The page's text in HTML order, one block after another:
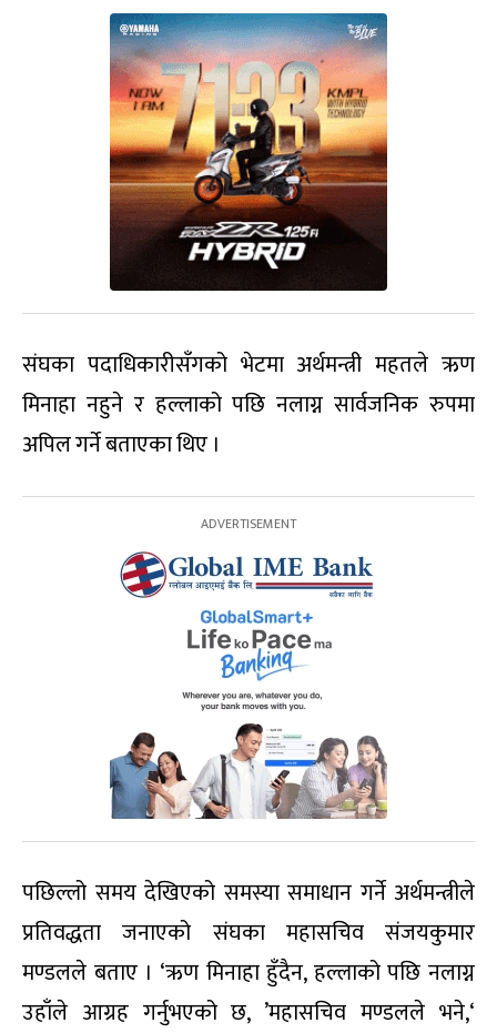
संघका पदाधिकारीसँगको भेटमा अर्थमन्त्री महतले ऋण
मिनाहा नहुने र हल्लाको पछि नलाग्न सार्वजनिक रुपमा
अपिल गर्ने बताएका थिए ।
पछिल्लो समय देखिएको समस्या समाधान गर्ने अर्थमन्त्रीले
प्रतिवद्धता जनाएको संघका महासचिव संजयकुमार
मण्डलले बताए । ‘ऋण मिनाहा हुँदैन, हल्लाको पछि नलाग्न
उहाँले आग्रह गर्नुभएको छ, ’महासचिव मण्डलले भने,‘